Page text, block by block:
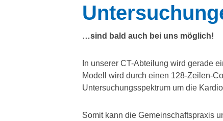
…sind bald auch bei uns möglich!
In unserer CT-Abteilung wird gerade
Modell wird durch einen 128-Zeilen-
Untersuchungsspektrum um die
Somit kann die Gemeinschaftspraxis